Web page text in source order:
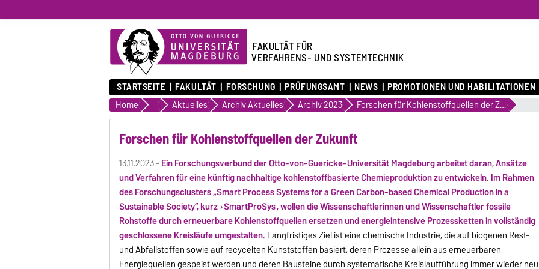
FAKULTÄT FÜR
VERFAHRENS- UND SYSTEMTECHNIK
STARTSEITE FAKULTÄT FORSCHUNG PRÜFUNGSAMT NEWS PROMOTIONEN UND HABILITATIONEN
Home FakultätAktuelles Archiv Aktuelles Archiv 2023 Forschen für Kohlenstoffquellen der Zukunft
Forschen für Kohlenstoffquellen der Zukunft
13.11.2023 -Ein Forschungsverbund der Otto-von-Guericke-Universität Magdeburg arbeitet daran, Ansätze
und Verfahren für eine künftig nachhaltige kohlenstoffbasierte Chemieproduktion zu entwickeln. Im Rahmen
des Forschungsclusters „Smart Process Systems for a Green Carbon-based Chemical Production in a
Sustainable Society“, kurz SmartProSys, wollen die Wissenschaftlerinnen und Wissenschaftler fossile
Rohstoffe durch erneuerbare Kohlenstoffquellen ersetzen und energieintensive Prozessketten in vollständig
geschlossene Kreisläufe umgestalten. Langfristiges Ziel ist eine chemische Industrie, die auf biogenen Rest-
und Abfallstoffen sowie auf recycelten Kunststoffen basiert, deren Prozesse allein aus erneuerbaren
Energiequellen gespeist werden und deren Bausteine durch systematische Kreislaufführung immer wieder neu